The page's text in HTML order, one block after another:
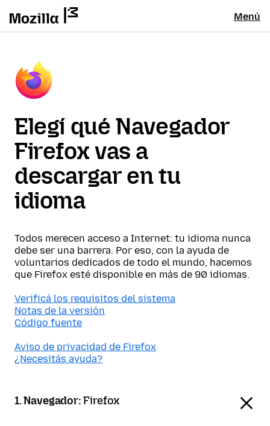
Menú
Elegí qué Navegador
Firefox vas a
descargar en tu
idioma
Todos merecen acceso a Internet: tu idioma nunca
debe ser una barrera. Por eso, con la ayuda de
voluntarios dedicados de todo el mundo, hacemos
que Firefox esté disponible en más de 90 idiomas.
Verificá los requisitos del sistema
Notas de la versión
Código fuente
Aviso de privacidad de Firefox
¿Necesitás ayuda?
1. Navegador:Firefox